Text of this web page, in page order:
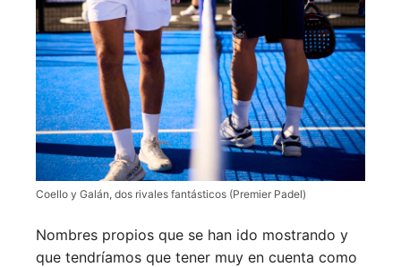
Coello y Galán, dos rivales fantásticos (Premier Padel)
Nombres propios que se han ido mostrando y
que tendríamos que tener muy en cuenta como